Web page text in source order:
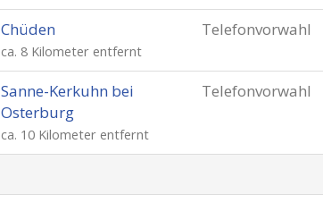
Telefonvorwahl
Chüden
ca. 8 Kilometer entfernt
Telefonvorwahl
Sanne-Kerkuhn bei
Osterburg
ca. 10 Kilometer entfernt